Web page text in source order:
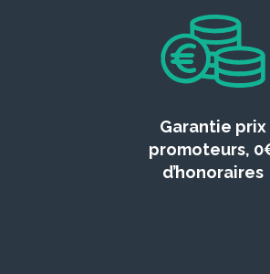
Garantie prix
promoteurs,
d’honoraires